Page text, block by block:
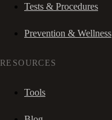
Tests & Procedures
Prevention & Wellness
RESOURCES
Tools